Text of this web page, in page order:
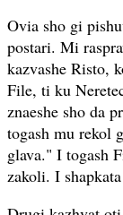
Ovia sho gi
postari. Mi
kazvashe Risto,
File, ti ku
znaeshe sho da
togash mu rekol
glava." I togash
zakoli. I